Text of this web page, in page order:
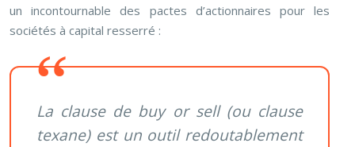
un incontournable des pactes d’actionnaires pour les
sociétés à capital resserré :
La clause de buy or sell (ou clause
texane) est un outil redoutablement